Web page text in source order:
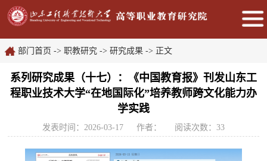
部门首页 -> 职教研究 -> 研究成果 -> 正文
系列研究成果（十七）：《中国教育报》刊发山东工
程职业技术大学“在地国际化”培养教师跨文化能力办
学实践
发表时间：2026-03-17 作者： 阅读次数：33